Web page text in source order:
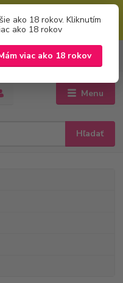
kroku košíku zaškrtnutím
kupón"
ako 18 rokov. Kliknutím
ako 18 rokov
viac ako 18 rokov
Menu
Hľadať
za